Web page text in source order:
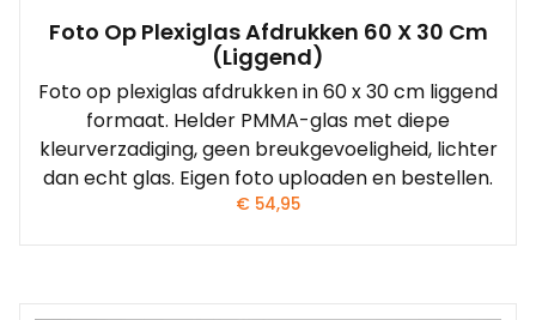
Foto Op Plexiglas Afdrukken 60 X 30 Cm
(liggend)
Foto op plexiglas afdrukken in 60 x 30 cm liggend
formaat. Helder PMMA-glas met diepe
kleurverzadiging, geen breukgevoeligheid, lichter
dan echt glas. Eigen foto uploaden en bestellen.
€ 54,95